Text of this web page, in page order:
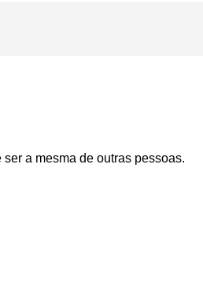
a mesma de outras pessoas.